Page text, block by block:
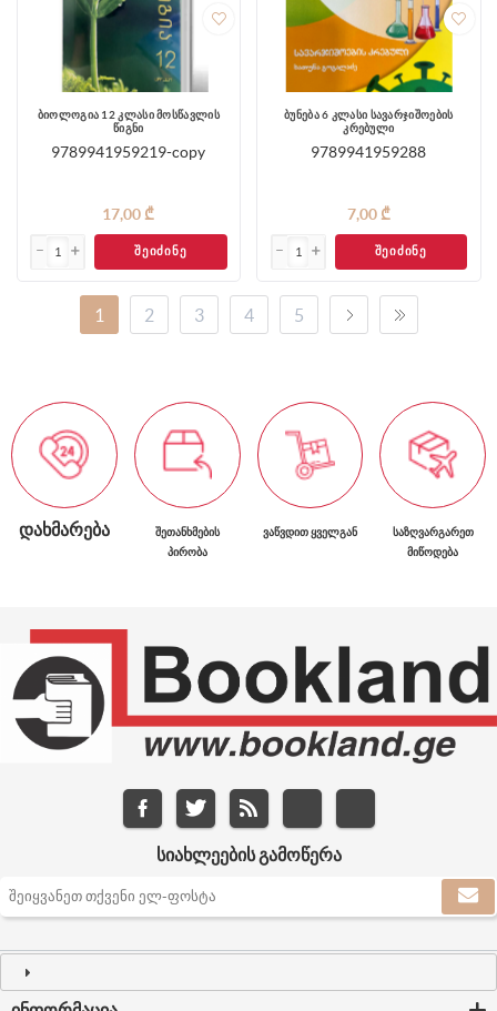
ბიოლოგია 12 კლასი მოსწავლის
წიგნი
9789941959219-copy
17,00 ₾
ᲨᲔᲘᲫᲘᲜᲔ
ბუნება 6 კლასი სავარჯიშოების
კრებული
9789941959288
7,00 ₾
ᲨᲔᲘᲫᲘᲜᲔ
1 2 3 4 5
ᲓᲐᲮᲛᲐᲠᲔᲑᲐ
ᲨᲔᲗᲐᲜᲮᲛᲔᲑᲘᲡ
ᲞᲘᲠᲝᲑᲐ
ᲕᲐᲬᲕᲓᲘᲗ ᲧᲕᲔᲚᲒᲐᲜ
ᲡᲐᲖᲦᲕᲐᲠᲒᲐᲠᲔᲗ
ᲛᲘᲬᲝᲓᲔᲑᲐ
ᲡᲘᲐᲮᲚᲔᲔᲑᲘᲡ ᲒᲐᲛᲝᲬᲔᲠᲐ